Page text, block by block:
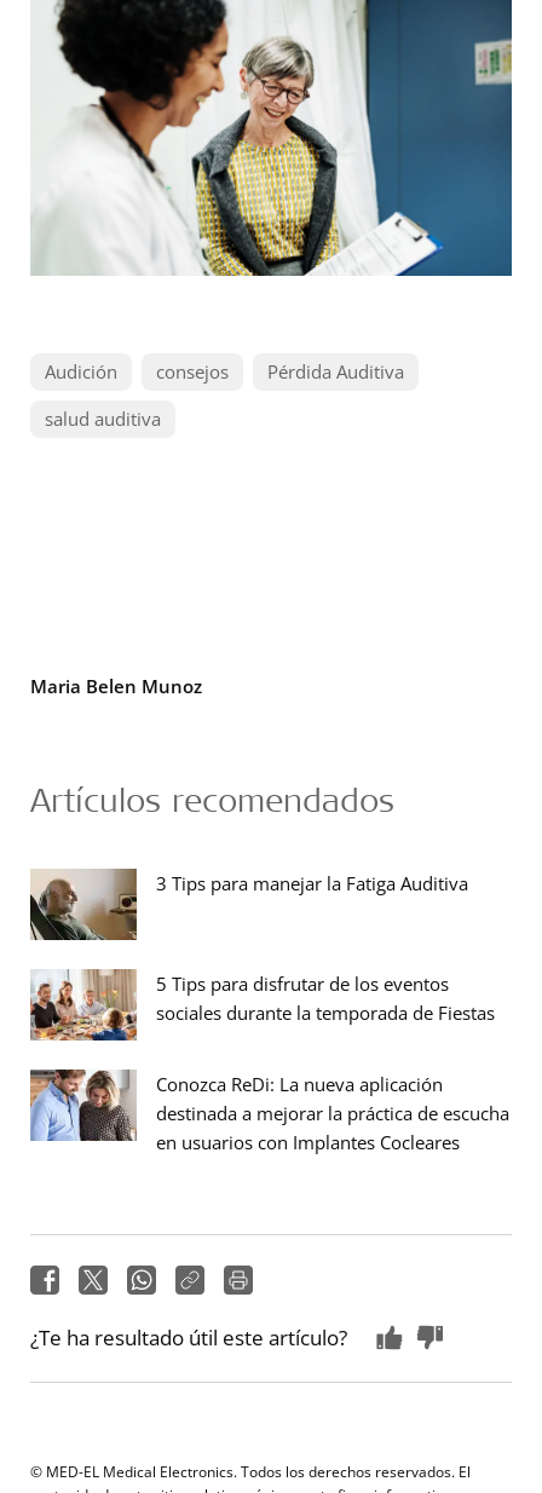
Audición consejos
Pérdida Auditiva
salud auditiva
Maria Belen Munoz
Artículos recomendados
3 Tips para manejar la Fatiga Auditiva
5 Tips para disfrutar de los eventos
sociales durante la temporada de Fiestas
Conozca ReDi: La nueva aplicación
destinada a mejorar la práctica de escucha
en usuarios con Implantes Cocleares
¿Te ha resultado útil este artículo?
© MED-EL Medical Electronics. Todos los derechos reservados. El